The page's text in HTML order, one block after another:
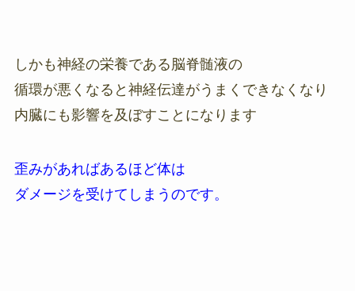
しかも神経の栄養である脳脊髄液の
循環が悪くなると神経伝達がうまくできなくなり
内臓にも影響を及ぼすことになります
歪みがあればあるほど体は
ダメージを受けてしまうのです。